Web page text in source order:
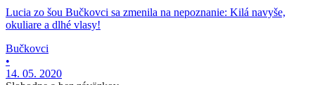
Lucia zo šou Bučkovci sa zmenila na nepoznanie: Kilá navyše,
okuliare a dlhé vlasy!
Bučkovci
•
14. 05. 2020